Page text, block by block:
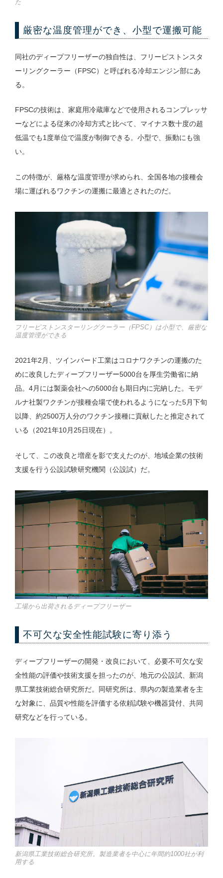
た
厳密な温度管理ができ、小型で運搬可能
同社のディープフリーザーの独自性は、フリーピストンスタ
ーリングクーラー（FPSC）と呼ばれる冷却エンジン部にあ
る。
FPSCの技術は、家庭用冷蔵庫などで使用されるコンプレッサ
ーなどによる従来の冷却方式と比べて、マイナス数十度の超
低温でも1度単位で温度が制御できる。小型で、振動にも強
い。
この特徴が、厳格な温度管理が求められ、全国各地の接種会
場に運ばれるワクチンの運搬に最適とされたのだ。
フリーピストンスターリングクーラー（FPSC）は小型で、厳密な
温度管理ができる
2021年2月、ツインバード工業はコロナワクチンの運搬のた
めに改良したディープフリーザー5000台を厚生労働省に納
品。4月には製薬会社への5000台も期日内に完納した。モデ
ルナ社製ワクチンが接種会場で使われるようになった5月下旬
以降、約2500万人分のワクチン接種に貢献したと推定されて
いる（2021年10月25日現在）。
そして、この改良と増産を影で支えたのが、地域企業の技術
支援を行う公設試験研究機関（公設試）だ。
工場から出荷されるディープフリーザー
不可欠な安全性能試験に寄り添う
ディープフリーザーの開発・改良において、必要不可欠な安
全性能の評価や技術支援を担ったのが、地元の公設試、新潟
県工業技術総合研究所だ。同研究所は、県内の製造業者を主
な対象に、品質や性能を評価する依頼試験や機器貸付、共同
研究などを行っている。
新潟県工業技術総合研究所。製造業者を中心に年間約1000社が利
用する